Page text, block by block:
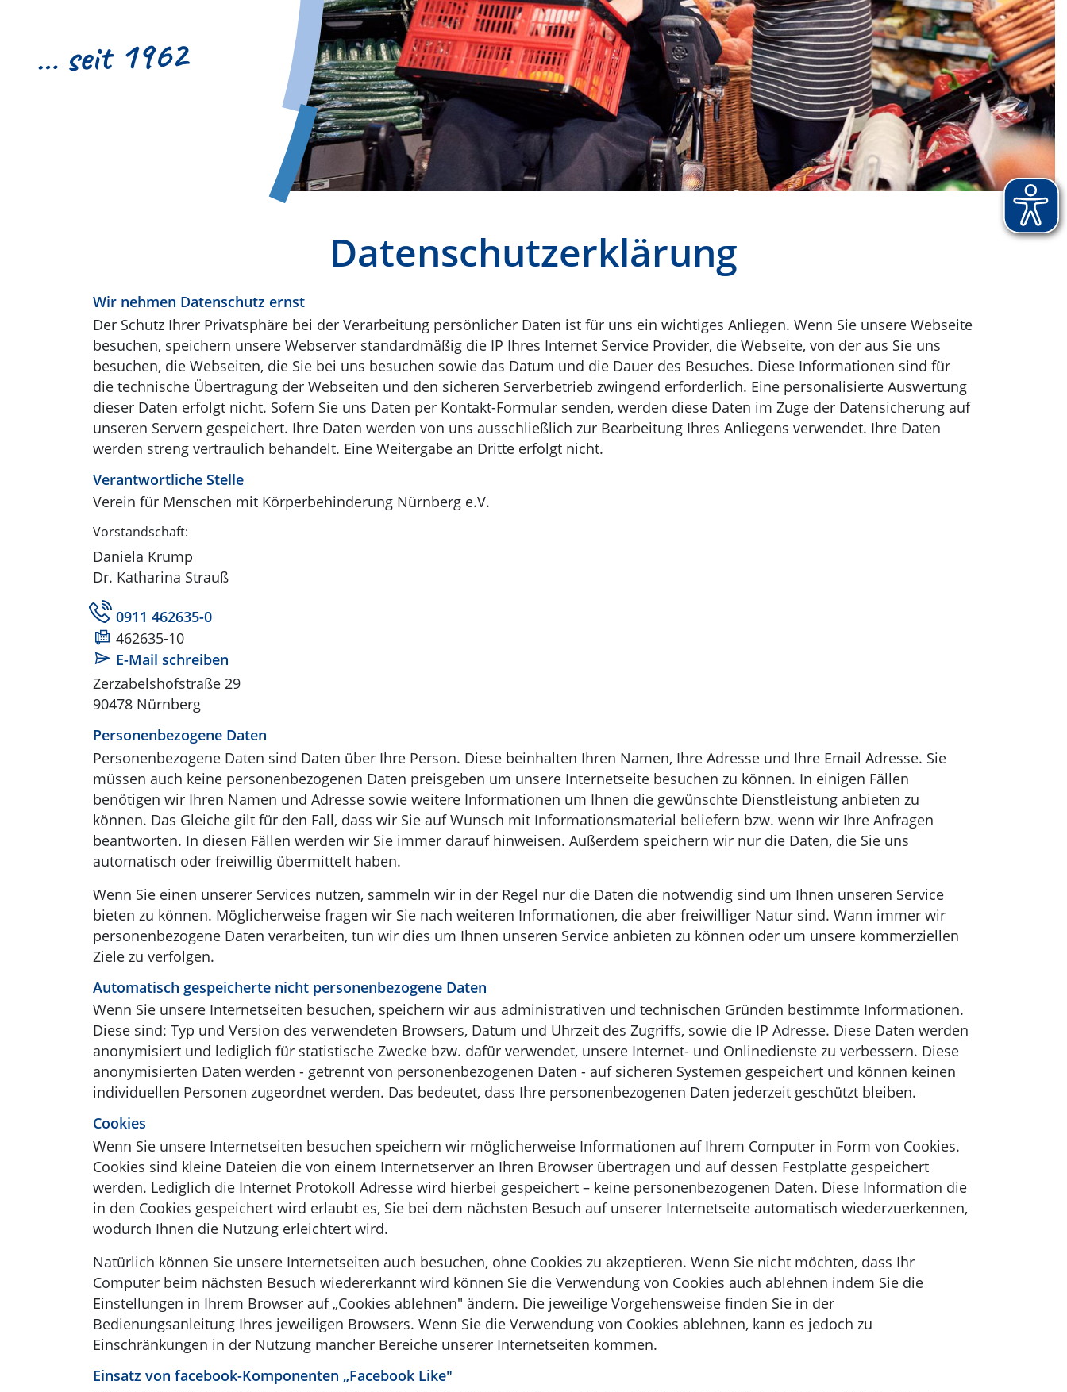
… seit 1962
Datenschutzerklärung
Wir nehmen Datenschutz ernst
Der Schutz Ihrer Privatsphäre bei der Verarbeitung persönlicher Daten ist für uns ein wichtiges Anliegen. Wenn Sie unsere Webseite
besuchen, speichern unsere Webserver standardmäßig die IP Ihres Internet Service Provider, die Webseite, von der aus Sie uns
besuchen, die Webseiten, die Sie bei uns besuchen sowie das Datum und die Dauer des Besuches. Diese Informationen sind für
die technische Übertragung der Webseiten und den sicheren Serverbetrieb zwingend erforderlich. Eine personalisierte Auswertung
dieser Daten erfolgt nicht. Sofern Sie uns Daten per Kontakt-Formular senden, werden diese Daten im Zuge der Datensicherung auf
unseren Servern gespeichert. Ihre Daten werden von uns ausschließlich zur Bearbeitung Ihres Anliegens verwendet. Ihre Daten
werden streng vertraulich behandelt. Eine Weitergabe an Dritte erfolgt nicht.
Verantwortliche Stelle
Verein für Menschen mit Körperbehinderung Nürnberg e.V.
Vorstandschaft:
Daniela Krump
Dr. Katharina Strauß
Tel:
0911 462635-0
Fax:
462635-10
Mail:
E-Mail schreiben
Zerzabelshofstraße 29
90478 Nürnberg
Personenbezogene Daten
Personenbezogene Daten sind Daten über Ihre Person. Diese beinhalten Ihren Namen, Ihre Adresse und Ihre Email Adresse. Sie
müssen auch keine personenbezogenen Daten preisgeben um unsere Internetseite besuchen zu können. In einigen Fällen
benötigen wir Ihren Namen und Adresse sowie weitere Informationen um Ihnen die gewünschte Dienstleistung anbieten zu
können. Das Gleiche gilt für den Fall, dass wir Sie auf Wunsch mit Informationsmaterial beliefern bzw. wenn wir Ihre Anfragen
beantworten. In diesen Fällen werden wir Sie immer darauf hinweisen. Außerdem speichern wir nur die Daten, die Sie uns
automatisch oder freiwillig übermittelt haben.
Wenn Sie einen unserer Services nutzen, sammeln wir in der Regel nur die Daten die notwendig sind um Ihnen unseren Service
bieten zu können. Möglicherweise fragen wir Sie nach weiteren Informationen, die aber freiwilliger Natur sind. Wann immer wir
personenbezogene Daten verarbeiten, tun wir dies um Ihnen unseren Service anbieten zu können oder um unsere kommerziellen
Ziele zu verfolgen.
Automatisch gespeicherte nicht personenbezogene Daten
Wenn Sie unsere Internetseiten besuchen, speichern wir aus administrativen und technischen Gründen bestimmte Informationen.
Diese sind: Typ und Version des verwendeten Browsers, Datum und Uhrzeit des Zugriffs, sowie die IP Adresse. Diese Daten werden
anonymisiert und lediglich für statistische Zwecke bzw. dafür verwendet, unsere Internet- und Onlinedienste zu verbessern. Diese
anonymisierten Daten werden - getrennt von personenbezogenen Daten - auf sicheren Systemen gespeichert und können keinen
individuellen Personen zugeordnet werden. Das bedeutet, dass Ihre personenbezogenen Daten jederzeit geschützt bleiben.
Cookies
Wenn Sie unsere Internetseiten besuchen speichern wir möglicherweise Informationen auf Ihrem Computer in Form von Cookies.
Cookies sind kleine Dateien die von einem Internetserver an Ihren Browser übertragen und auf dessen Festplatte gespeichert
werden. Lediglich die Internet Protokoll Adresse wird hierbei gespeichert – keine personenbezogenen Daten. Diese Information die
in den Cookies gespeichert wird erlaubt es, Sie bei dem nächsten Besuch auf unserer Internetseite automatisch wiederzuerkennen,
wodurch Ihnen die Nutzung erleichtert wird.
Natürlich können Sie unsere Internetseiten auch besuchen, ohne Cookies zu akzeptieren. Wenn Sie nicht möchten, dass Ihr
Computer beim nächsten Besuch wiedererkannt wird können Sie die Verwendung von Cookies auch ablehnen indem Sie die
Einstellungen in Ihrem Browser auf „Cookies ablehnen" ändern. Die jeweilige Vorgehensweise finden Sie in der
Bedienungsanleitung Ihres jeweiligen Browsers. Wenn Sie die Verwendung von Cookies ablehnen, kann es jedoch zu
Einschränkungen in der Nutzung mancher Bereiche unserer Internetseiten kommen.
Einsatz von facebook-Komponenten „Facebook Like"